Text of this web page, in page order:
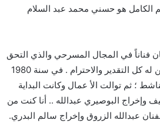
الكامل هو حسني محمد عبد السلام
فناناً في المجال المسرحي والذي التحق
قبلي وهو من شجعني وساعدني وكذلك ابن خالي الفنان فتحي كحلول الذي أكن له كل التقدير والاحترام . في سنة 1980
؛ ثم توالت الأ عمال وكانت البداية
وإخراج البوصيري عبدالله .. أنا كنت من
عبدالله الزروق وإخراج سالم البدري.